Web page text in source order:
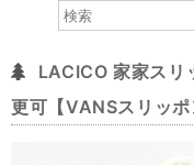
LACICO 家家ス
更可【VANSスリッポ